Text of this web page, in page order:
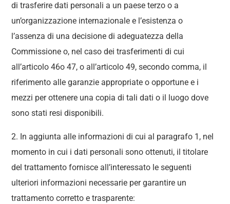
di trasferire dati personali a un paese terzo o a
un’organizzazione internazionale e l’esistenza o
l’assenza di una decisione di adeguatezza della
Commissione o, nel caso dei trasferimenti di cui
all’articolo 46o 47, o all’articolo 49, secondo comma, il
riferimento alle garanzie appropriate o opportune e i
mezzi per ottenere una copia di tali dati o il luogo dove
sono stati resi disponibili.
2. In aggiunta alle informazioni di cui al paragrafo 1, nel
momento in cui i dati personali sono ottenuti, il titolare
del trattamento fornisce all’interessato le seguenti
ulteriori informazioni necessarie per garantire un
trattamento corretto e trasparente: